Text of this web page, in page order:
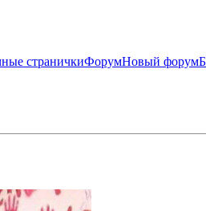
страничкиФорумНовый форум